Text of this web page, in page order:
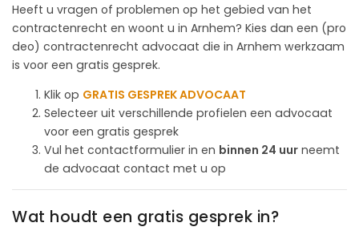
Heeft u vragen of problemen op het gebied van het
contractenrecht en woont u in Arnhem? Kies dan een (pro
deo) contractenrecht advocaat die in Arnhem werkzaam
is voor een gratis gesprek.
Klik op GRATIS GESPREK ADVOCAAT
Selecteer uit verschillende profielen een advocaat
voor een gratis gesprek
Vul het contactformulier in en binnen 24 uur neemt
de advocaat contact met u op
Wat houdt een gratis gesprek in?